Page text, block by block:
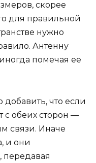
скорее
для правильной
нужно
Антенну
помечая ее
что если
обеих сторон —
связи. Иначе
и они
передавая